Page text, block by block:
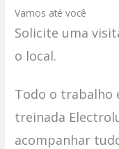
Vamos até você
Solicite uma
o local.
Todo o trabalho
treinada
acompanhar